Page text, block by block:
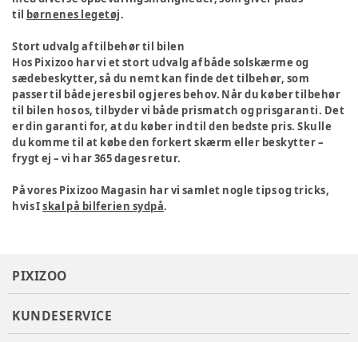
til børnenes legetøj.
Stort udvalg af tilbehør til bilen
Hos Pixizoo har vi et stort udvalg af både solskærme og
sædebeskytter, så du nemt kan finde det tilbehør, som
passer til både jeres bil og jeres behov. Når du køber tilbehør
til bilen hos os, tilbyder vi både prismatch og prisgaranti. Det
er din garanti for, at du køber ind til den bedste pris. Skulle
du komme til at købe den forkert skærm eller beskytter –
frygt ej – vi har 365 dages retur.
På vores Pixizoo Magasin har vi samlet nogle tips og tricks,
hvis Iskal på bilferien sydpå.
PIXIZOO
KUNDESERVICE